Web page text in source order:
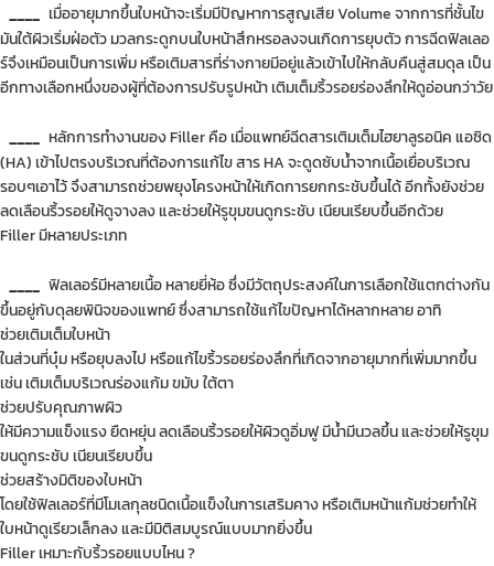
____ เมื่ออายุมากขึ้นใบหน้าจะเริ่มมีปัญหาการสูญเสีย Volume จากการที่ชั้นไข
มันใต้ผิวเริ่มฝ่อตัว มวลกระดูกบนใบหน้าสึกหรอลงจนเกิดการยุบตัว การฉีดฟิลเลอ
ร์จึงเหมือนเป็นการเพิ่ม หรือเติมสารที่ร่างกายมีอยู่แล้วเข้าไปให้กลับคืนสู่สมดุล เป็น
อีกทางเลือกหนึ่งของผู้ที่ต้องการปรับรูปหน้า เติมเต็มริ้วรอยร่องลึกให้ดูอ่อนกว่าวัย
____ หลักการทำงานของ Filler คือ เมื่อแพทย์ฉีดสารเติมเต็มไฮยาลูรอนิค แอซิด
(HA) เข้าไปตรงบริเวณที่ต้องการแก้ไข สาร HA จะดูดซับน้ำจากเนื้อเยื่อบริเวณ
รอบๆเอาไว้ จึงสามารถช่วยพยุงโครงหน้าให้เกิดการยกกระชับขึ้นได้ อีกทั้งยังช่วย
ลดเลือนริ้วรอยให้ดูจางลง และช่วยให้รูขุมขนดูกระชับ เนียนเรียบขึ้นอีกด้วย
Filler มีหลายประเภท
____ ฟิลเลอร์มีหลายเนื้อ หลายยี่ห้อ ซึ่งมีวัตถุประสงค์ในการเลือกใช้แตกต่างกัน
ขึ้นอยู่กับดุลยพินิจของแพทย์ ซึ่งสามารถใช้แก้ไขปัญหาได้หลากหลาย อาทิ
ช่วยเติมเต็มใบหน้า
ในส่วนที่บุ๋ม หรือยุบลงไป หรือแก้ไขริ้วรอยร่องลึกที่เกิดจากอายุมากที่เพิ่มมากขึ้น
เช่น เติมเต็มบริเวณร่องแก้ม ขมับ ใต้ตา
ช่วยปรับคุณภาพผิว
ให้มีความแข็งแรง ยืดหยุ่น ลดเลือนริ้วรอยให้ผิวดูอิ่มฟู มีน้ำมีนวลขึ้น และช่วยให้รูขุม
ขนดูกระชับ เนียนเรียบขึ้น
ช่วยสร้างมิติของใบหน้า
โดยใช้ฟิลเลอร์ที่มีโมเลกุลชนิดเนื้อแข็งในการเสริมคาง หรือเติมหน้าแก้มช่วยทำให้
ใบหน้าดูเรียวเล็กลง และมีมิติสมบูรณ์แบบมากยิ่งขึ้น
Filler เหมาะกับริ้วรอยแบบไหน ?